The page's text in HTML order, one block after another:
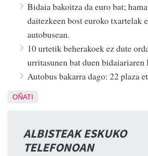
Bidaia bakoitza da euro bat;
daitezkeen bost euroko txartelak
autobusean.
10 urtetik beherakoek ez dute
urritasunen bat duen bidaiariaren
Autobus bakarra dago: 22 plaza
OÑATI
ALBISTEAK ESKUKO
TELEFONOAN